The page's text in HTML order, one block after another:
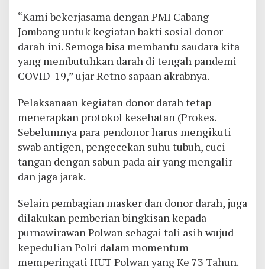
“Kami bekerjasama dengan PMI Cabang
Jombang untuk kegiatan bakti sosial donor
darah ini. Semoga bisa membantu saudara kita
yang membutuhkan darah di tengah pandemi
COVID-19,” ujar Retno sapaan akrabnya.
Pelaksanaan kegiatan donor darah tetap
menerapkan protokol kesehatan (Prokes.
Sebelumnya para pendonor harus mengikuti
swab antigen, pengecekan suhu tubuh, cuci
tangan dengan sabun pada air yang mengalir
dan jaga jarak.
Selain pembagian masker dan donor darah, juga
dilakukan pemberian bingkisan kepada
purnawirawan Polwan sebagai tali asih wujud
kepedulian Polri dalam momentum
memperingati HUT Polwan yang Ke 73 Tahun.